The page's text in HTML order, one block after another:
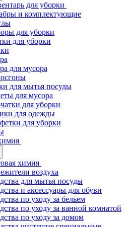
для уборки
и комплектующие
для уборки
для уборки
для мусора
для мытья посуды
для мусора
для уборки
для одежды
для уборки
химия
воздуха
для мытья посуды
и аксессуары для обуви
по уходу за бельем
по уходу за ванной комнатой
по уходу за домом